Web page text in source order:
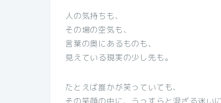
人の気持ちも、
その場の空気も、
言葉の奥にあるものも、
見えている現実の少し先も。
たとえば誰かが笑っていても、